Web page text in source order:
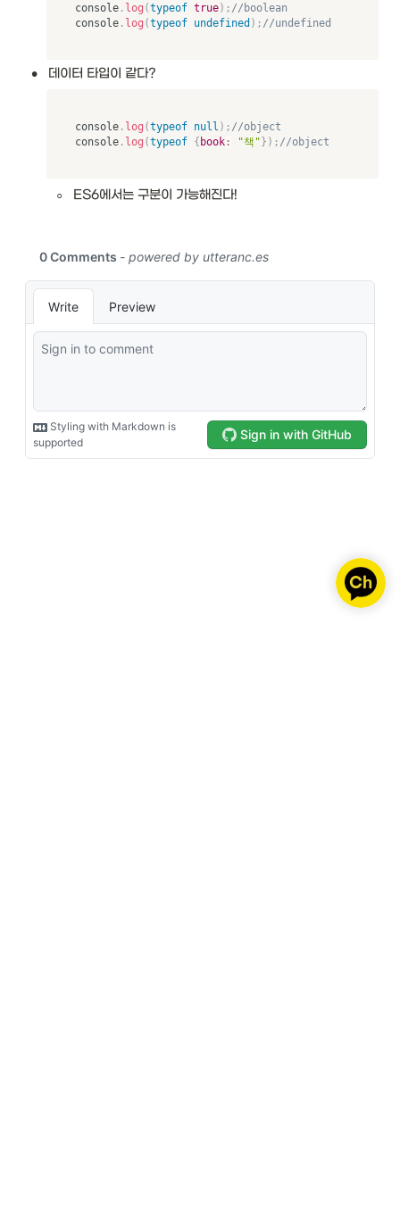
console . log (typeof true) ; //boolean
console . log (typeof undefined ) ; //undefined
• 데이터 타입이 같다?
console . log (typeof null ) ; //object
console . log (typeof { book: "책"} ) ; //object
◦ ES6에서는 구분이 가능해진다!